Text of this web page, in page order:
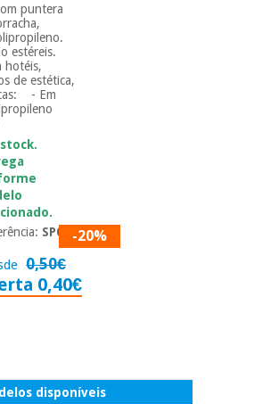
puntera
estéreis.
hotéis,
de estética,
- Em
SP001-20%
0,50€
0,40€
disponíveis